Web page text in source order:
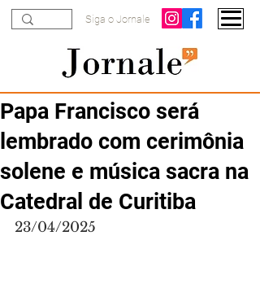
Siga o Jornale
Papa Francisco será
lembrado com cerimônia
solene e música sacra na
Catedral de Curitiba
23/04/2025